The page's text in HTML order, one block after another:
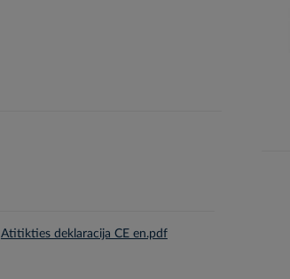
Atitikties deklaracija CE en.pdf